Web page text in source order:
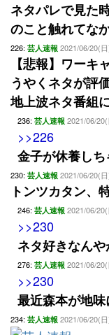
ネタパレで見た
のこと触れてな
226: 芸人速報 2021/06/20(
【悲報】ワーキ
うやくネタが評
地上波ネタ番組
236: 芸人速報 2021/06/
>>226
金子が休養し
230: 芸人速報 2021/06/20(
トンツカタン、
246: 芸人速報 2021/06/
>>230
ネタ好きなん
276: 芸人速報 2021/06/
>>230
最近森本が地
234: 芸人速報 2021/06/20(